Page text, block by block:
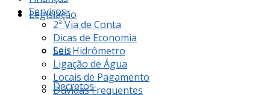
Legislação
Leis
Decretos
Serviços
2ª Via de Conta
Dicas de Economia
Seu Hidrômetro
Ligação de Água
Locais de Pagamento
Dúvidas Frequentes